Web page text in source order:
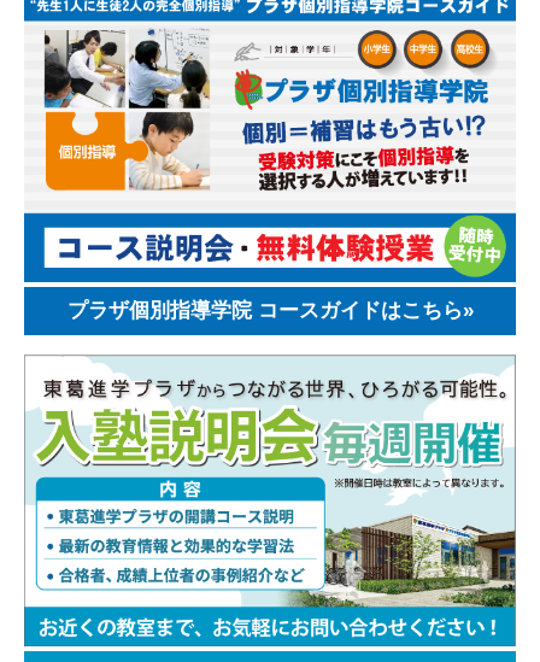
プラザ個別指導学院 コースガイドはこちら»